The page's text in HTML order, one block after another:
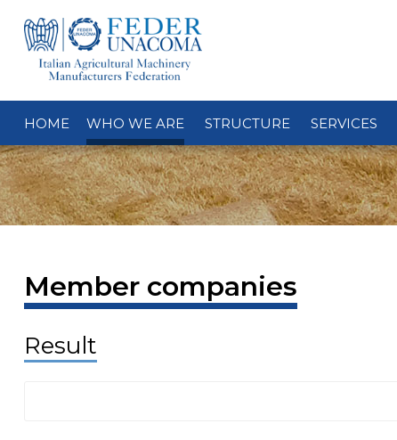
HOME WHO WE ARE STRUCTURE SERVICES
Member companies
Result